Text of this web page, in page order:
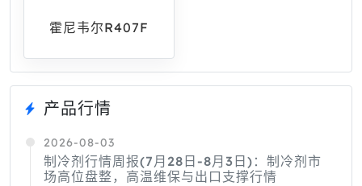
霍尼韦尔R407F
产品行情
2026-08-03
制冷剂行情周报(7月28日-8月3日)：制冷剂市
场高位盘整，高温维保与出口支撑行情